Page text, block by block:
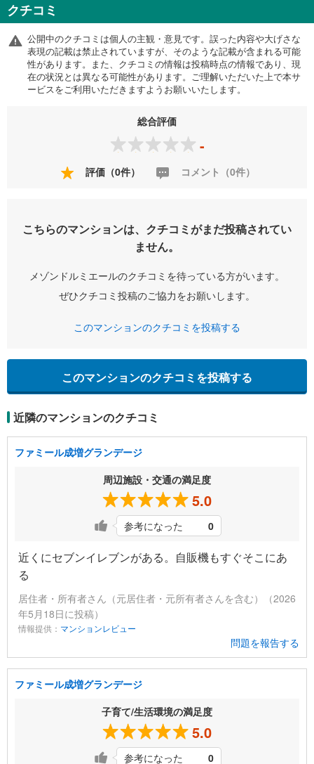
クチコミ
公開中のクチコミは個人の主観・意見です。誤った内容や大げさな
表現の記載は禁止されていますが、そのような記載が含まれる可能
性があります。また、クチコミの情報は投稿時点の情報であり、現
在の状況とは異なる可能性があります。ご理解いただいた上で本サ
ービスをご利用いただきますようお願いいたします。
総合評価
-
評価（0件） コメント（0件）
こちらのマンションは、クチコミがまだ投稿されてい
ません。
メゾンドルミエールのクチコミを待っている方がいます。
ぜひクチコミ投稿のご協力をお願いします。
このマンションのクチコミを投稿する
このマンションのクチコミを投稿する
近隣のマンションのクチコミ
ファミール成増グランデージ
周辺施設・交通の満足度
5.0
参考になった 0
近くにセブンイレブンがある。自販機もすぐそこにあ
る
居住者・所有者さん（元居住者・元所有者さんを含む）（2026
年5月18日に投稿）
情報提供： マンションレビュー
問題を報告する
ファミール成増グランデージ
子育て/生活環境の満足度
5.0
参考になった 0